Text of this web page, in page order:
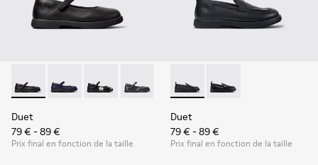
Duet - K800549-003 - Ballerines en cuir noir pour enfants.
Duet - K800549-007
Duet - K800549-006
Duet - K800549-001
Duet
79 € - 89 €
Prix final en fonction de la taille
Duet - K800609-001 -
Duet - K800609-003
Duet
79 € - 89 €
Prix final en fonction de la taille